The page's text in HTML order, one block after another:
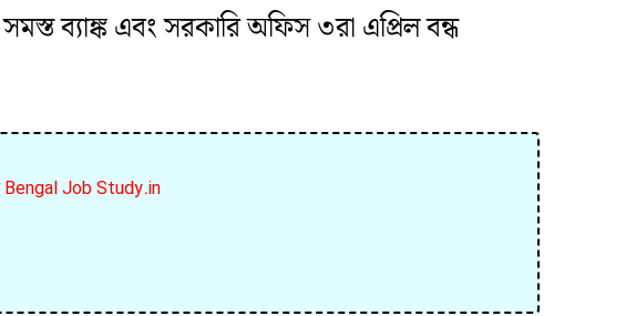
ব্যাঙ্ক এবং সরকারি অফিস ৩রা এপ্রিল বন্ধ
Bengal Job Study.in